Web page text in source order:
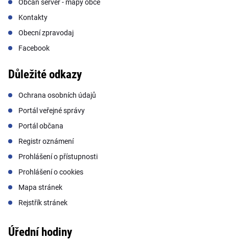
Občan server - mapy obce
Kontakty
Obecní zpravodaj
Facebook
Důležité odkazy
Ochrana osobních údajů
Portál veřejné správy
Portál občana
Registr oznámení
Prohlášení o přístupnosti
Prohlášení o cookies
Mapa stránek
Rejstřík stránek
Úřední hodiny